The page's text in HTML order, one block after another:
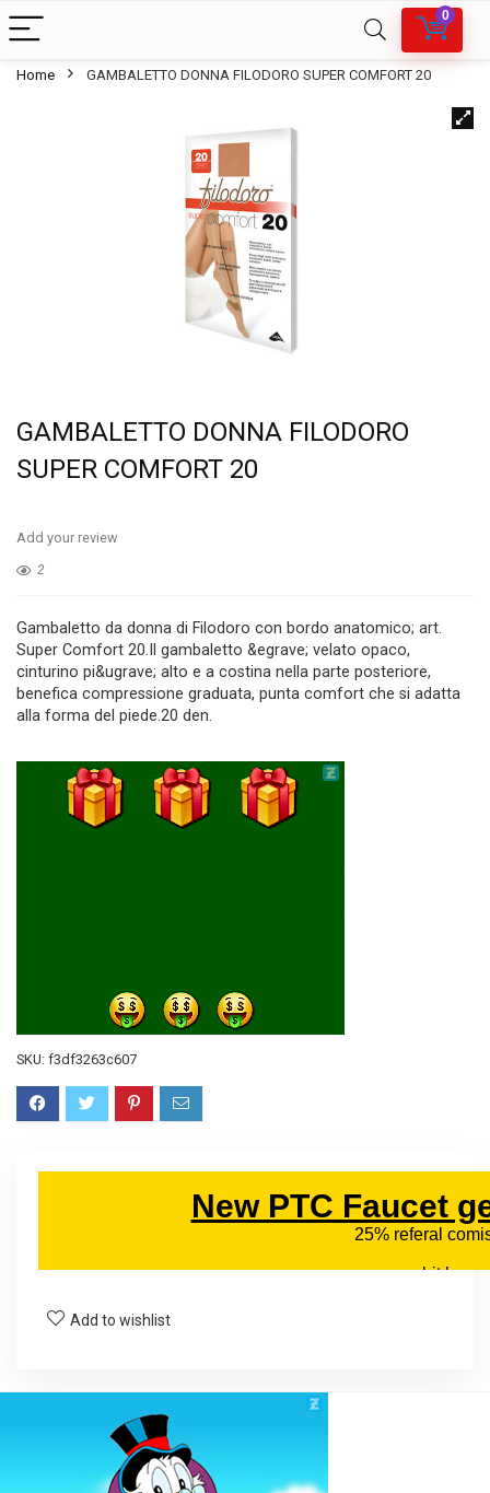
0
Home GAMBALETTO DONNA FILODORO SUPER COMFORT 20
GAMBALETTO DONNA FILODORO
SUPER COMFORT 20
Add your review
2
Gambaletto da donna di Filodoro con bordo anatomico; art.
Super Comfort 20.Il gambaletto &egrave; velato opaco,
cinturino pi&ugrave; alto e a costina nella parte posteriore,
benefica compressione graduata, punta comfort che si adatta
alla forma del piede.20 den.
SKU: f3df3263c607
Add to wishlist